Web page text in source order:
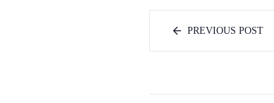
PREVIOUS POST